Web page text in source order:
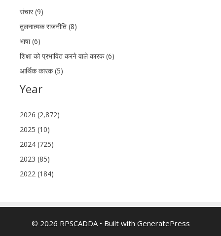
संचार (9)
तुलनात्मक राजनीति (8)
भाषा (6)
शिक्षा को प्रभावित करने वाले कारक (6)
आर्थिक कारक (5)
Year
2026 (2,872)
2025 (10)
2024 (725)
2023 (85)
2022 (184)
© 2026 RPSCADDA• Built with GeneratePress